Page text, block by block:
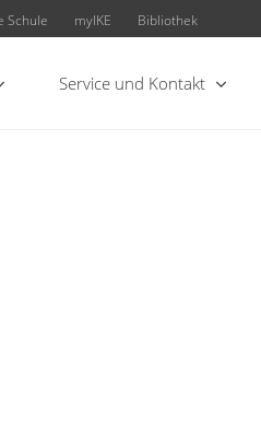
Schule myIKE Bibliothek
Service und Kontakt